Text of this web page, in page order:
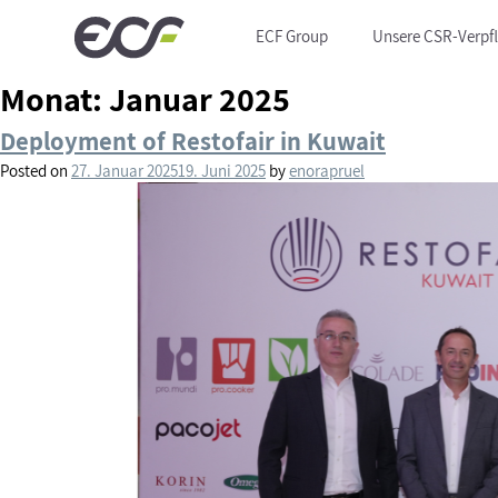
ECF Group Unsere CSR-
Monat: Januar 2025
Deployment of Restofair in Kuwait
Posted on 27. Januar 202519. Juni 2025 byenorapruel